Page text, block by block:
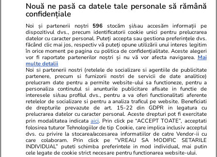
EXCLUSIV. Robert Vîja,
cofondator Geoflux, despre AI:
„Nu va mai conta primul rezultat
din Google”
Sorin
lui Veștea
PROMO
Nouă ne pasă ca datele tale personale să rămână
confidențiale
Noi și partenerii noștri 596 stocăm și/sau accesăm informații pe
dispozitivul dvs., precum identificatorii cookie unici pentru prelucrarea
datelor cu caracter personal. Puteți accepta sau gestiona preferințele dvs.
făcând clic mai jos, respectiv vă puteți opune utilizării unui interes legitim
în orice moment pe pagina cu politica de confidențialitate. Aceste alegeri
vor fi raportate partenerilor noștri și nu vă vor afecta navigarea. Mai
multe detalii
Noi si partenerii nostri (retelele de socializare si agentiile de publicitate
partenere, precum si furnizorii nostri de servicii de date analitice)
prelucram date pentru a permite website-ului sa functioneze, pentru a
personaliza continutul si anunturile publicitare afisate in functie de
interesele si/sau profilul dvs., pentru a va oferi functionalitati aferente
retelelor de socializare si pentru a analiza traficul pe website. Beneficiati
de drepturile prevazute de art. 15-22 din GDPR in legatura cu
prelucrarea datelor cu caracter personal. Aceste drepturi pot fi exercitate
prin modalitatea indicataaici. Prin click pe “ACCEPT TOATE”, acceptati
folosirea tuturor Tehnologiilor de tip Cookie, care implica inclusiv acceptul
dvs. cu privire la stocarea/accesarea informatiilor de catre Vendor-ii cu
care colaboram. Prin click pe “VREAU SA MODIFIC SETARILE
INDIVIDUAL” puteti schimba preferintele in mod individual, mai putin
cele legate de cookie strict necesare pentru functionarea website-ului.